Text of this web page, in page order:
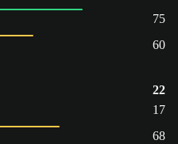
75
60
22
17
68